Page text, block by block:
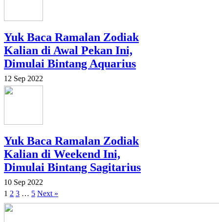
Yuk Baca Ramalan Zodiak
Kalian di Awal Pekan Ini,
Dimulai Bintang Aquarius
12 Sep 2022
Yuk Baca Ramalan Zodiak
Kalian di Weekend Ini,
Dimulai Bintang Sagitarius
10 Sep 2022
1 2 3 … 5 Next »